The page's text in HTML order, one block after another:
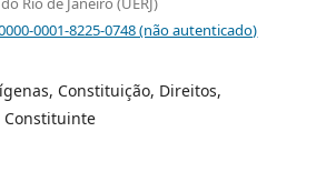
0001-8225-0748 (não autenticado)
Constituição, Direitos,
Constituinte